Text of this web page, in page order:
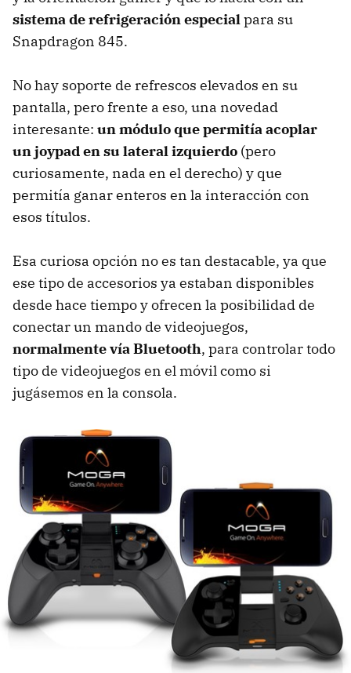
sistema de refrigeración especialpara su
Snapdragon 845.
No hay soporte de refrescos elevados en su
pantalla, pero frente a eso, una novedad
interesante: un módulo que permitía acoplar
un joypad en su lateral izquierdo (pero
curiosamente, nada en el derecho) y que
permitía ganar enteros en la interacción con
esos títulos.
Esa curiosa opción no es tan destacable, ya que
ese tipo de accesorios ya estaban disponibles
desde hace tiempo y ofrecen la posibilidad de
conectar un mando de videojuegos,
normalmente vía Bluetooth, para controlar todo
tipo de videojuegos en el móvil como si
jugásemos en la consola.